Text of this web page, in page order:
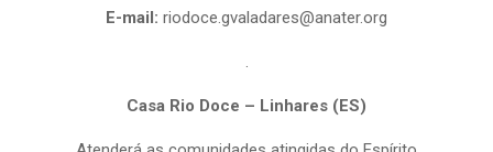
E-mail: riodoce.gvaladares@anater.org
.
Casa Rio Doce – Linhares (ES)